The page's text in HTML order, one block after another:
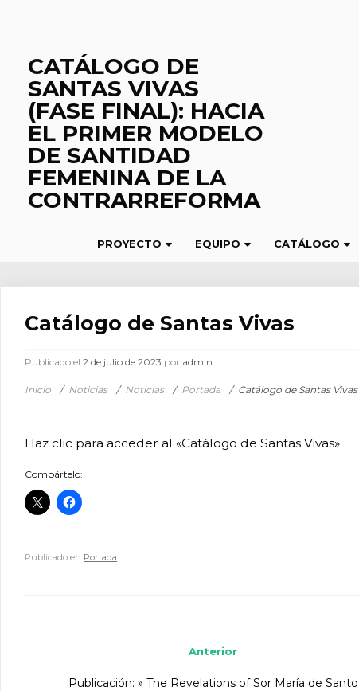
CATÁLOGO DE
SANTAS VIVAS
(FASE FINAL): HACIA
EL PRIMER MODELO
DE SANTIDAD
FEMENINA DE LA
CONTRARREFORMA
PROYECTO EQUIPO CATÁLOGO
Catálogo de Santas Vivas
Publicado el2 de julio de 2023 por admin
Inicio / Noticias / Noticias / Portada / Catálogo de Santas Vivas
Haz clic para acceder al «Catálogo de Santas Vivas»
Compártelo:
Publicado en Portada
Anterior
Publicación: » The Revelations of Sor María de Santo